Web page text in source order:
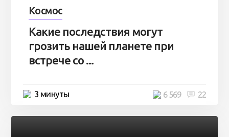
Космос
Какие последствия могут
грозить нашей планете при
встрече со ...
3 минуты 22
6 569